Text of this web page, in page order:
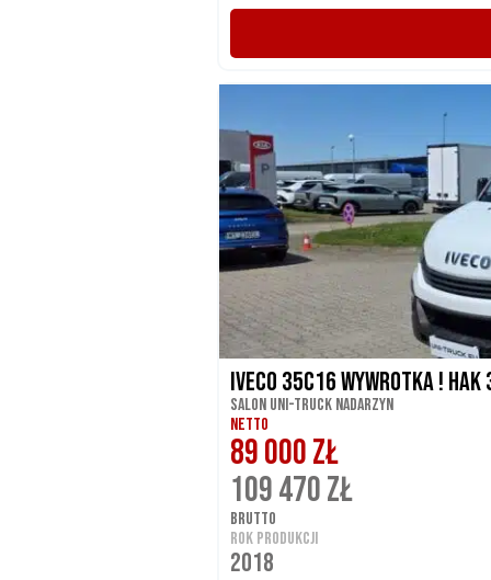
Iveco 35C16 Wywrotka !
Salon UNI-TRUCK Nadarzyn
NETTO
89 000 ZŁ
109 470 ZŁ
BRUTTO
ROK PRODUKCJI
2018